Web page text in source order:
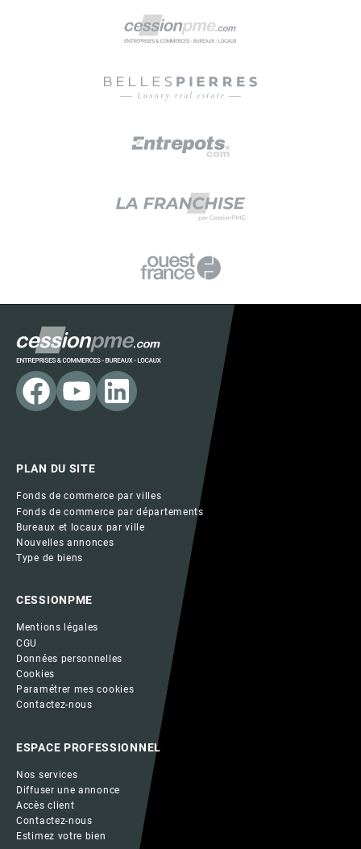
PLAN DU SITE
Fonds de commerce par villes
Fonds de commerce par départements
Bureaux et locaux par ville
Nouvelles annonces
Type de biens
CESSIONPME
Mentions légales
CGU
Données personnelles
Cookies
Paramétrer mes cookies
Contactez-nous
ESPACE PROFESSIONNEL
Nos services
Diffuser une annonce
Accès client
Contactez-nous
Estimez votre bien